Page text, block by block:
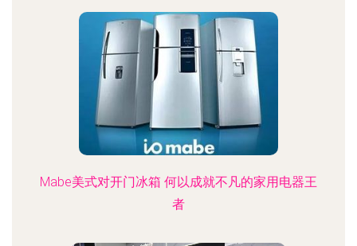
Mabe美式对开门冰箱 何以成就不凡的家用电器王
者